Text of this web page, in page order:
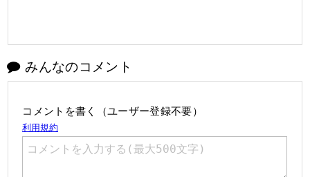
みんなのコメント
コメントを書く（ユーザー登録不要）